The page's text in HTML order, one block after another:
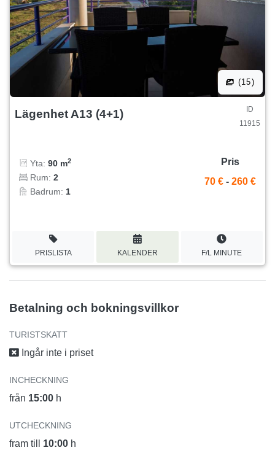
(15)
Lägenhet A13 (4+1)
ID
11915
Yta: 90 m2
Rum: 2
Badrum: 1
Pris
70 € - 260 €
PRISLISTA KALENDER F/L MINUTE
Betalning och bokningsvillkor
TURISTSKATT
Ingår inte i priset
INCHECKNING
från 15:00 h
UTCHECKNING
fram till 10:00 h